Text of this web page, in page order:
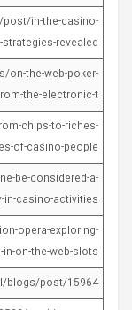
in-the-casino-
revealed
on-the-web-poker-
the-electronic-t
chips-to-riches-
of-casino-people
be-considered-a-
in-casino-activities/
opera-exploring-
on-the-web-slots/
blogs/post/15964